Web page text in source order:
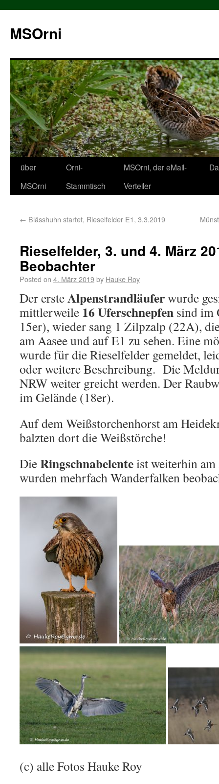
MSOrni
über
MSOrni
Orni-
Stammtisch
MSOrni, der eMail-
Verteiler
← Blässhuhn startet, Rieselfelder E1, 3.3.2019
Rieselfelder, 3. und 4. März
Beobachter
Posted on 4. März 2019by Hauke Roy
Der ersteAlpenstrandläuferwurde
mittlerweile 16 Uferschnepfen sind im
15er), wieder sang 1 Zilpzalp (22A),
am Aasee und auf E1 zu sehen. Eine
wurde für die Rieselfelder gemeldet,
oder weitere Beschreibung. Die
NRW weiter greicht werden. Der
im Gelände (18er).
Auf dem Weißstorchenhorst am
balzten dort die Weißstörche!
DieRingschnabelenteist weiterhin
wurden mehrfach Wanderfalken
(c) alle Fotos Hauke Roy